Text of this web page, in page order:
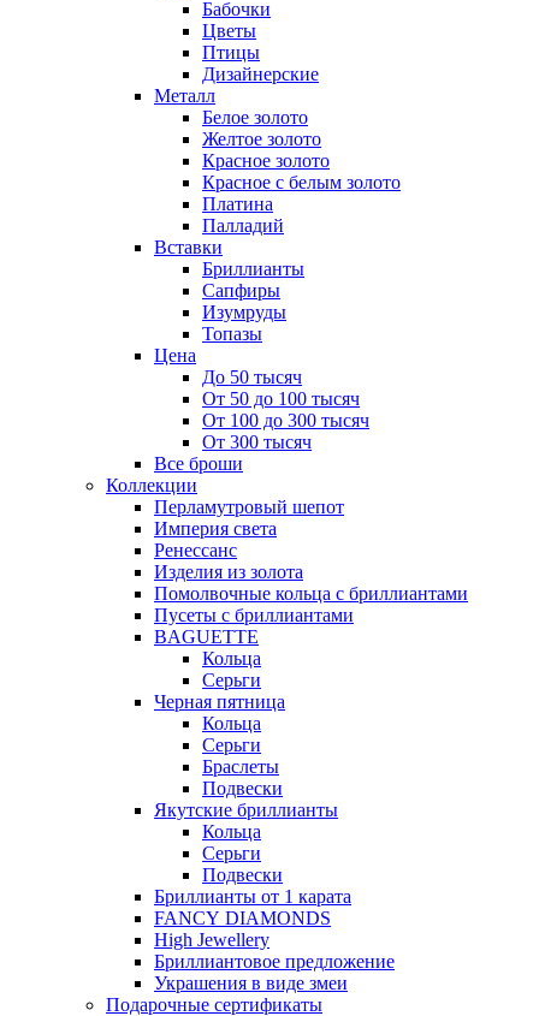
Бабочки
Цветы
Птицы
Дизайнерские
Металл
Белое золото
Желтое золото
Красное золото
Красное с белым золото
Платина
Палладий
Вставки
Бриллианты
Сапфиры
Изумруды
Топазы
Цена
До 50 тысяч
От 50 до 100 тысяч
От 100 до 300 тысяч
От 300 тысяч
Все броши
Коллекции
Перламутровый шепот
Империя света
Ренессанс
Изделия из золота
Помолвочные кольца с бриллиантами
Пусеты с бриллиантами
BAGUETTE
Кольца
Серьги
Черная пятница
Кольца
Серьги
Браслеты
Подвески
Якутские бриллианты
Кольца
Серьги
Подвески
Бриллианты от 1 карата
FANCY DIAMONDS
High Jewellery
Бриллиантовое предложение
Украшения в виде змеи
Подарочные сертификаты